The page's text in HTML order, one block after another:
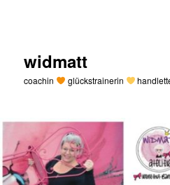
widmatt
coachin glückstrainerin